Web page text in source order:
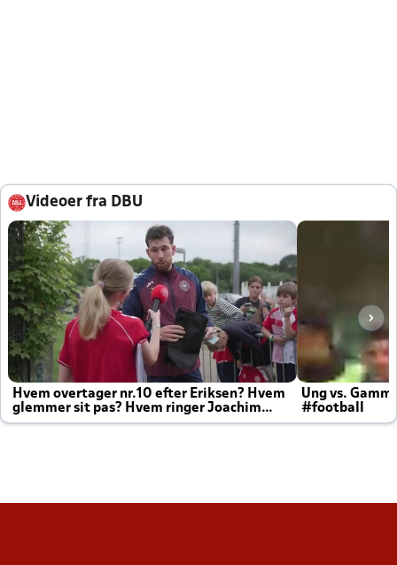
Videoer fra DBU
Hvem overtager nr.10 efter Eriksen? Hvem
glemmer sit pas? Hvem ringer Joachim
altid til efter kampe?
Ung vs.
#football